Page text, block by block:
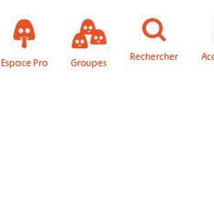
Espace Pro Groupes Rechercher